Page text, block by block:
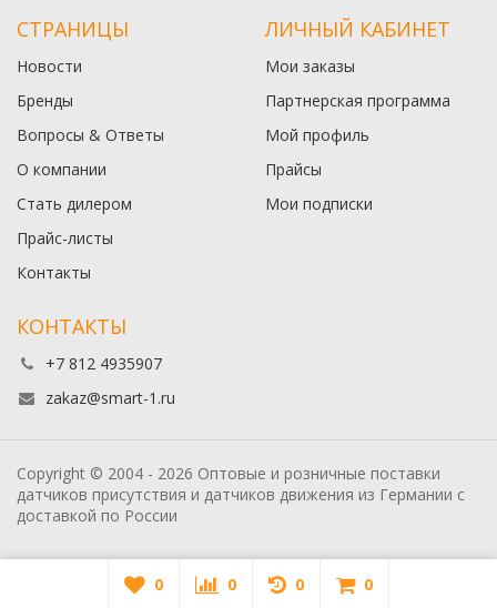
СТРАНИЦЫ
Новости
Бренды
Вопросы & Ответы
О компании
Стать дилером
Прайс-листы
Контакты
ЛИЧНЫЙ КАБИНЕТ
Мои заказы
Партнерская программа
Мой профиль
Прайсы
Мои подписки
КОНТАКТЫ
+7 812 4935907
zakaz@smart-1.ru
Copyright © 2004 - 2026 Оптовые и розничные поставки
датчиков присутствия и датчиков движения из Германии с
доставкой по России
0 0 0 0